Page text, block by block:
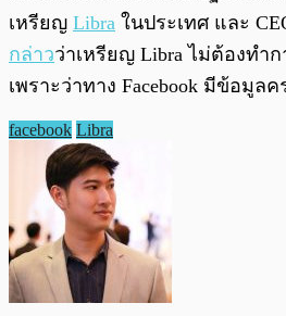
เหรียญ Libra ในประเทศ และ
กล่าวว่าเหรียญ Libra ไม่ต้องทำ
เพราะว่าทาง Facebook มีข้อมูล
facebook Libra